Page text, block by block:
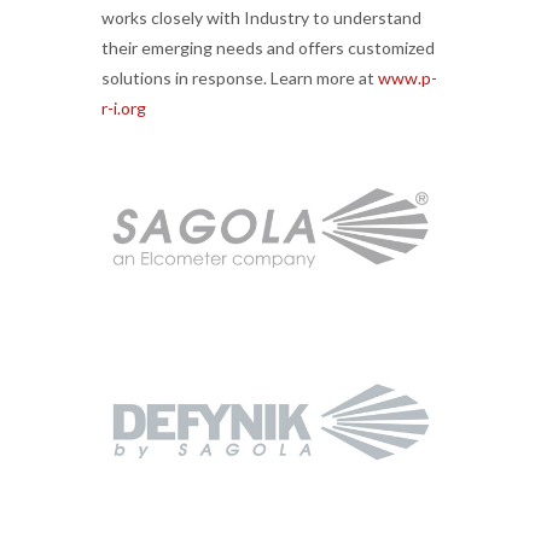
works closely with Industry to understand
their emerging needs and offers customized
solutions in response. Learn more at www.p-
r-i.org